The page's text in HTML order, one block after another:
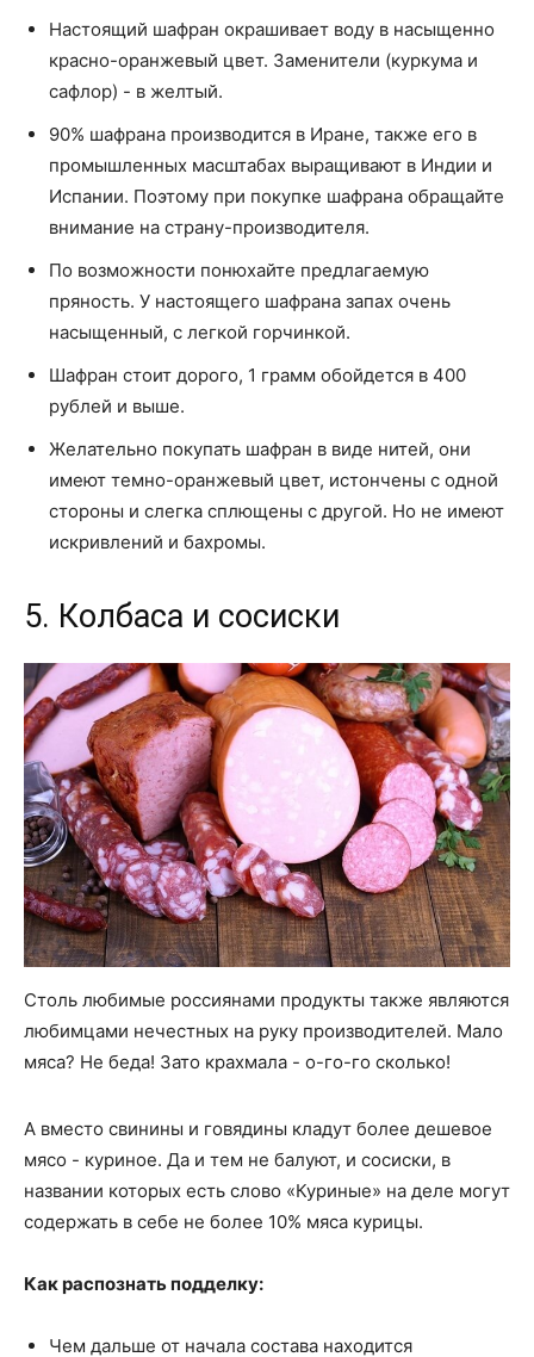
Настоящий шафран окрашивает воду в насыщенно
красно-оранжевый цвет. Заменители (куркума и
сафлор) - в желтый.
90% шафрана производится в Иране, также его в
промышленных масштабах выращивают в Индии и
Испании. Поэтому при покупке шафрана обращайте
внимание на страну-производителя.
По возможности понюхайте предлагаемую
пряность. У настоящего шафрана запах очень
насыщенный, с легкой горчинкой.
Шафран стоит дорого, 1 грамм обойдется в 400
рублей и выше.
Желательно покупать шафран в виде нитей, они
имеют темно-оранжевый цвет, истончены с одной
стороны и слегка сплющены с другой. Но не имеют
искривлений и бахромы.
5. Колбаса и сосиски
Столь любимые россиянами продукты также являются
любимцами нечестных на руку производителей. Мало
мяса? Не беда! Зато крахмала - о-го-го сколько!
А вместо свинины и говядины кладут более дешевое
мясо - куриное. Да и тем не балуют, и сосиски, в
названии которых есть слово «Куриные» на деле могут
содержать в себе не более 10% мяса курицы.
Как распознать подделку:
Чем дальше от начала состава находится